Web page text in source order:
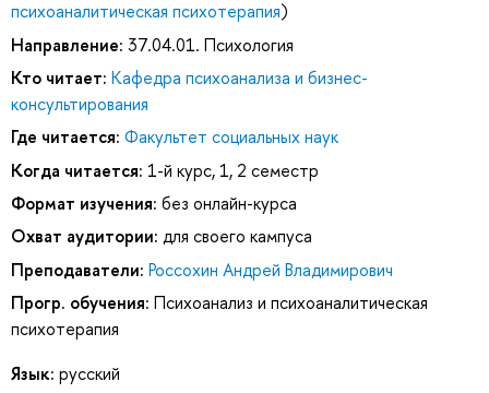
психоаналитическая психотерапия)
Направление: 37.04.01. Психология
Кто читает: Кафедра психоанализа и бизнес-
консультирования
Где читается: Факультет социальных наук
Когда читается: 1-й курс, 1, 2 семестр
Формат изучения: без онлайн-курса
Охват аудитории: для своего кампуса
Преподаватели: Россохин Андрей Владимирович
Прогр. обучения: Психоанализ и психоаналитическая
психотерапия
Язык: русский